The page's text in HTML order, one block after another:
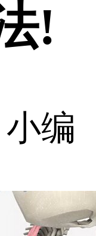
!
编